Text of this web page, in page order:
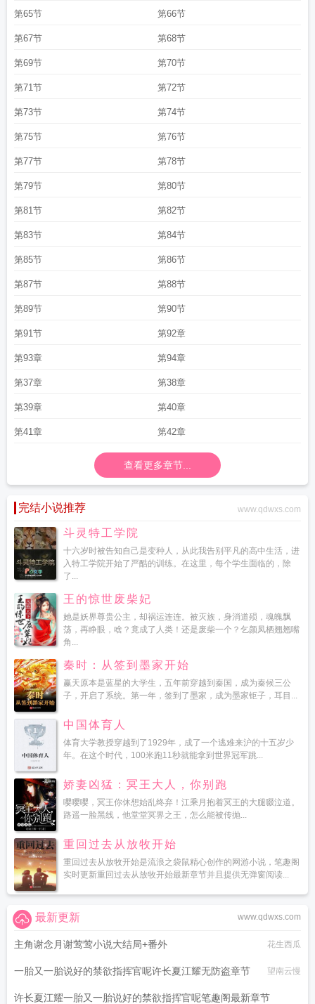
第65节 第66节
第67节 第68节
第69节 第70节
第71节 第72节
第73节 第74节
第75节 第76节
第77节 第78节
第79节 第80节
第81节 第82节
第83节 第84节
第85节 第86节
第87节 第88节
第89节 第90节
第91节 第92章
第93章 第94章
第37章 第38章
第39章 第40章
第41章 第42章
查看更多章节...
完结小说推荐 www.qdwxs.com
斗灵特工学院
十六岁时被告知自己是变种人，从此我告别平凡的高中生活，进
入特工学院开始了严酷的训练。在这里，每个学生面临的，除
了...
王的惊世废柴妃
她是妖界尊贵公主，却祸运连连。被灭族，身消道殒，魂魄飘
荡，再睁眼，啥？竟成了人类！还是废柴一个？乞颜凤栖翘翘嘴
角...
秦时：从签到墨家开始
赢天原本是蓝星的大学生，五年前穿越到秦国，成为秦候三公
子，开启了系统。第一年，签到了墨家，成为墨家钜子，耳目...
中国体育人
体育大学教授穿越到了1929年，成了一个逃难来沪的十五岁少
年。在这个时代，100米跑11秒就能拿到世界冠军跳...
娇妻凶猛：冥王大人，你别跑
嘤嘤嘤，冥王你休想始乱终弃！江乘月抱着冥王的大腿啜泣道。
路遥一脸黑线，他堂堂冥界之王，怎么能被传抛...
重回过去从放牧开始
重回过去从放牧开始是流浪之袋鼠精心创作的网游小说，笔趣阁
实时更新重回过去从放牧开始最新章节并且提供无弹窗阅读...
www.qdwxs.com
最新更新
主角谢念月谢莺莺小说大结局+番外 花生西瓜
一胎又一胎说好的禁欲指挥官呢许长夏江耀无防盗章节 望南云慢
许长夏江耀一胎又一胎说好的禁欲指挥官呢笔趣阁最新章节